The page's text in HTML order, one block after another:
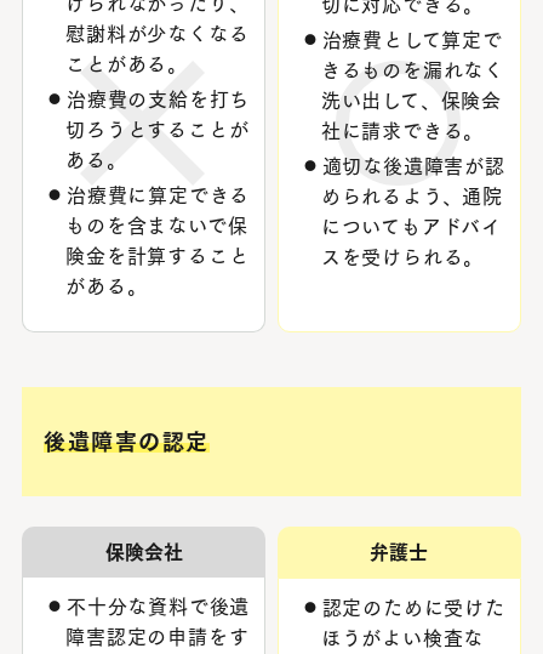
けられなかったり、
慰謝料が少なくなる
ことがある。
治療費の⽀給を打ち
切ろうとすることが
ある。
治療費に算定できる
ものを含まないで保
険⾦を計算すること
がある。
切に対応できる。
治療費として算定で
きるものを漏れなく
洗い出して、保険会
社に請求できる。
適切な後遺障害が認
められるよう、通院
についてもアドバイ
スを受けられる。
後遺障害の認定
保険会社
不十分な資料で後遺
障害認定の申請をす
弁護士
認定のために受けた
ほうがよい検査な